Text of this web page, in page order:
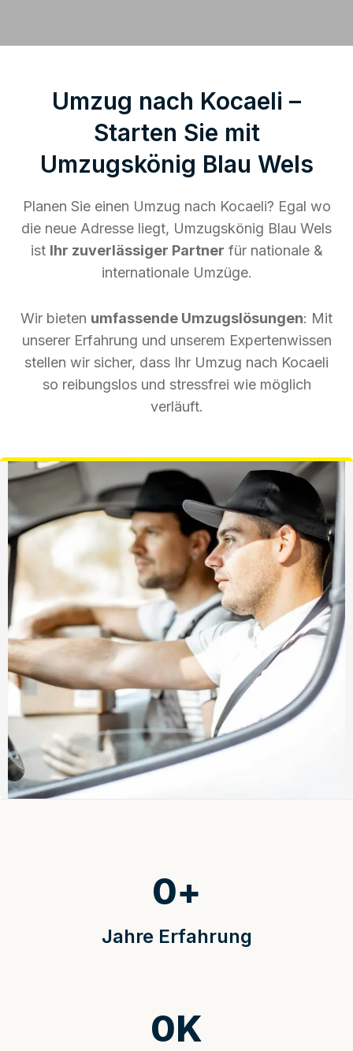
Umzug nach Kocaeli –
Starten Sie mit
Umzugskönig Blau Wels
Planen Sie einen Umzug nach Kocaeli? Egal wo
die neue Adresse liegt, Umzugskönig Blau Wels
ist Ihr zuverlässiger Partner für nationale &
internationale Umzüge.
Wir bieten umfassende Umzugslösungen: Mit
unserer Erfahrung und unserem Expertenwissen
stellen wir sicher, dass Ihr Umzug nach Kocaeli
so reibungslos und stressfrei wie möglich
verläuft.
Jahre Erfahrung
0+
0K